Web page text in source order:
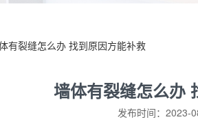
有裂缝怎么办 找到原因方能补救
墙体有裂缝怎么办
发布时间：2023-